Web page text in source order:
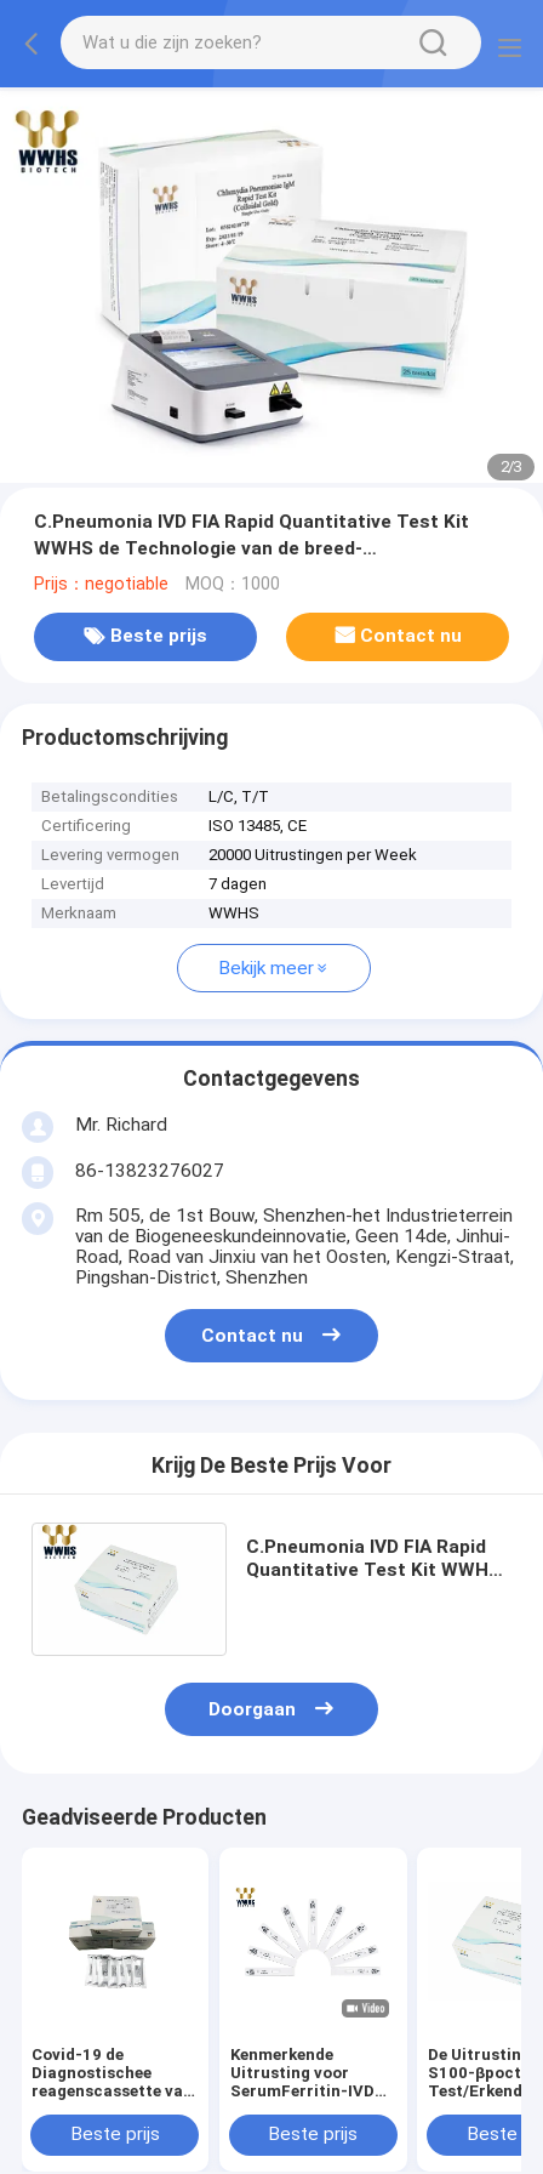
2/3
C.Pneumonia IVD FIA Rapid Quantitative Test Kit
WWHS de Technologie van de breed-
Waaierdiagnostiek
Prijs：negotiable MOQ：1000
Beste prijs Contact nu
Productomschrijving
Betalingscondities
L/C, T/T
Certificering
ISO 13485, CE
Levering vermogen
20000 Uitrustingen per Week
Levertijd
7 dagen
Merknaam
WWHS
Bekijk meer
Contactgegevens
Mr. Richard
86-13823276027
Rm 505, de 1st Bouw, Shenzhen-het Industrieterrein
van de Biogeneeskundeinnovatie, Geen 14de, Jinhui-
Road, Road van Jinxiu van het Oosten, Kengzi-Straat,
Pingshan-District, Shenzhen
Contact nu
Krijg De Beste Prijs Voor
C.Pneumonia IVD FIA Rapid
Quantitative Test Kit WWHS
Doorgaan
Geadviseerde Producten
Covid-19 de
Diagnostischee
reagenscassette van
van de Antigeen
Snelle Test
Beste prijs
Kenmerkende
Uitrusting voor
SerumFerritin-IVD
Testuitrusting
Beschikbare Bloed
Beste prijs
De Uitrusting
S100-βpoct
Test/Erkend
Kit ISO 13485
Beste